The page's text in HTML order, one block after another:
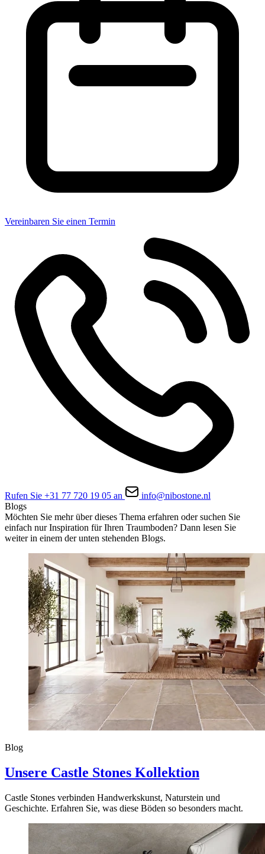
Vereinbaren Sie einen Termin
Rufen Sie +31 77 720 19 05 an
info@nibostone.nl
Blogs
Möchten Sie mehr über dieses Thema erfahren oder suchen Sie
einfach nur Inspiration für Ihren Traumboden? Dann lesen Sie
weiter in einem der unten stehenden Blogs.
Blog
Unsere Castle Stones Kollektion
Castle Stones verbinden Handwerkskunst, Naturstein und
Geschichte. Erfahren Sie, was diese Böden so besonders macht.